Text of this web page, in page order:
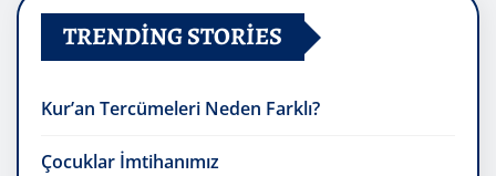
TRENDING STORIES
Kur’an Tercümeleri Neden Farklı?
Çocuklar İmtihanımız